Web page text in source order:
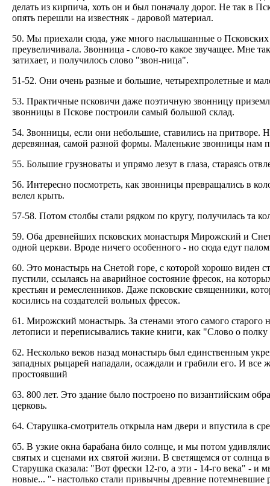
делать из кирпича, хоть он и был поначалу дорог. Не так в
опять перешли на известняк - даровой материал.
50. Мы приехали сюда, уже много наслышанные о
преувеличивала. Звонница - слово-то какое звучащее. Мне
затихает, и получилось слово "звон-ница".
51-52. Они очень разные и большие, четырехпролетные и
53. Практичные псковичи даже поэтичную звонницу
звонницы в Пскове построили самый большой склад.
54. Звонницы, если они небольшие, ставились на притворе.
деревянная, самой разной формы. Маленькие звонницы нам
55. Большие грузноваты и упрямо лезут в глаза, стараясь
56. Интересно посмотреть, как звонницы превращались в
велел крыть.
57-58. Потом столбы стали рядком по кругу, получилась та
59. Оба древнейших псковских монастыря Мирожский и
одной церкви. Вроде ничего особенного - но сюда едут
60. Это монастырь на Снетой горе, с которой хорошо
пустили, ссылаясь на аварийное состояние фресок, на
крестьян и ремесленников. Даже псковские священники,
косились на создателей вольных фресок.
61. Мирожский монастырь. За стенами этого самого
летописи и переписывались такие книги, как "Слово о
62. Несколько веков назад монастырь был единственным
западных рыцарей нападали, осаждали и грабили его. И
простоявший
63. 800 лет. Это здание было построено по византийским
церковь.
64. Старушка-смотритель открыла нам двери и впустила в
65. В узкие окна барабана било солнце, и мы потом
святых и сценами их святой жизни. В светящемся от солнца
Старушка сказала: "Вот фрески 12-го, а эти - 14-го века" -
новые... "- настолько стали привычны древние потемневшие